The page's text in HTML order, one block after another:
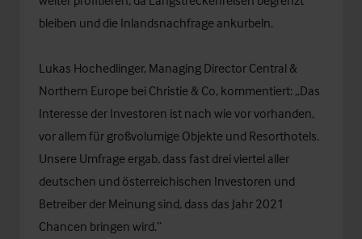
bleiben und die Inlandsnachfrage ankurbeln.
Lukas Hochedlinger, Managing Director Central &
Northern Europe bei Christie & Co, kommentiert: „Das
Interesse der Investoren ist nach wie vor vorhanden,
vor allem für großvolumige Objekte und Resorthotels.
Unsere Umfrage ergab, dass fast drei viertel aller
deutschen und österreichischen Investoren und
Betreiber der Meinung sind, dass das Jahr 2021
Chancen bringen wird.“